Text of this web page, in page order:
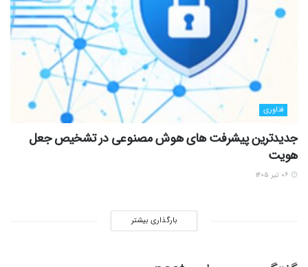
فناوری
جدیدترین پیشرفت های هوش مصنوعی در تشخیص جعل
هویت
بارگذاری بیشتر